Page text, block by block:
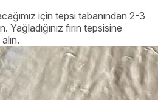
için tepsi tabanından 2-3
Yağladığınız fırın tepsisine